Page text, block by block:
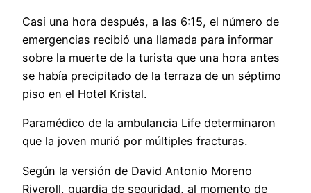
Casi una hora después, a las 6:15, el número de
emergencias recibió una llamada para informar
sobre la muerte de la turista que una hora antes
se había precipitado de la terraza de un séptimo
piso en el Hotel Kristal.
Paramédico de la ambulancia Life determinaron
que la joven murió por múltiples fracturas.
Según la versión de David Antonio Moreno
Riveroll, guardia de seguridad, al momento de